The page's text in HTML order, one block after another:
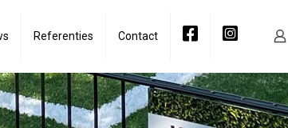
Referenties Contact